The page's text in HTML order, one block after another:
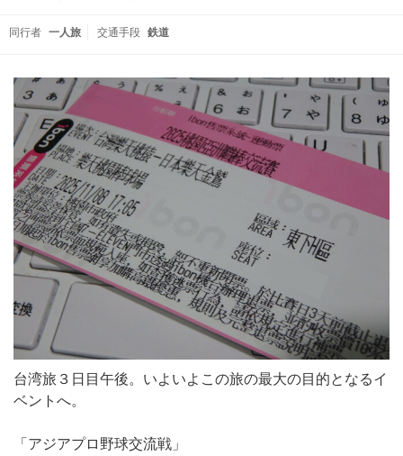
同行者 一人旅 交通手段 鉄道
台湾旅３日目午後。いよいよこの旅の最大の目的となるイ
ベントへ。
「アジアプロ野球交流戦」